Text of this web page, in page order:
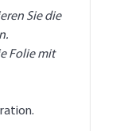
Sie die
Folie mit